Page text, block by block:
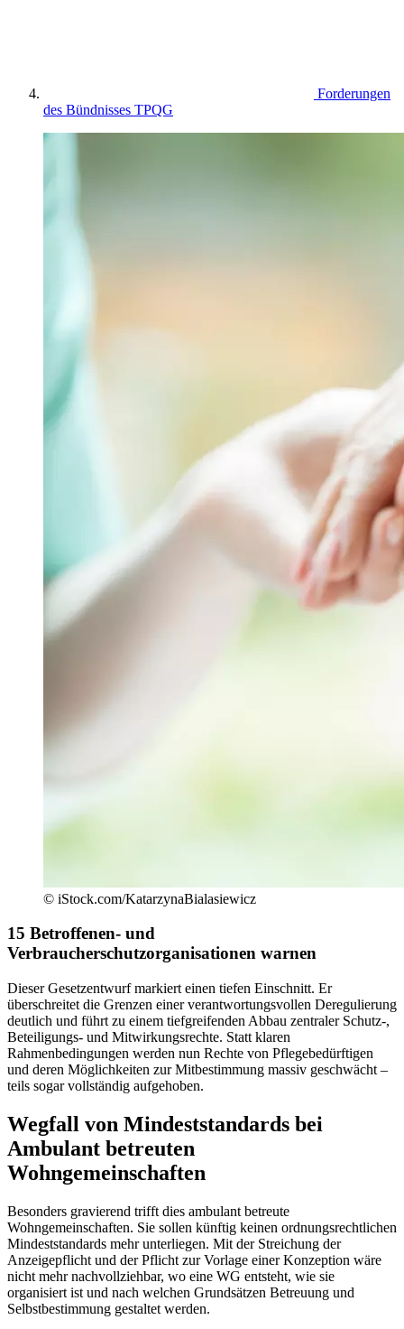
Forderungen
des Bündnisses TPQG
© iStock.com/KatarzynaBialasiewicz
15 Betroffenen- und
Verbraucherschutzorganisationen warnen
Dieser Gesetzentwurf markiert einen tiefen Einschnitt. Er
überschreitet die Grenzen einer verantwortungsvollen Deregulierung
deutlich und führt zu einem tiefgreifenden Abbau zentraler Schutz-,
Beteiligungs- und Mitwirkungsrechte. Statt klaren
Rahmenbedingungen werden nun Rechte von Pflegebedürftigen
und deren Möglichkeiten zur Mitbestimmung massiv geschwächt –
teils sogar vollständig aufgehoben.
Wegfall von Mindeststandards bei
Ambulant betreuten
Wohngemeinschaften
Besonders gravierend trifft dies ambulant betreute
Wohngemeinschaften. Sie sollen künftig keinen ordnungsrechtlichen
Mindeststandards mehr unterliegen. Mit der Streichung der
Anzeigepflicht und der Pflicht zur Vorlage einer Konzeption wäre
nicht mehr nachvollziehbar, wo eine WG entsteht, wie sie
organisiert ist und nach welchen Grundsätzen Betreuung und
Selbstbestimmung gestaltet werden.